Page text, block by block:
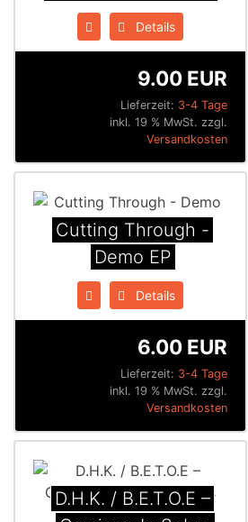
Details
Lieferzeit: 3-4 Tage
9.00 EUR
inkl. 19 % MwSt. zzgl.
Versandkosten
Cutting Through -
Demo EP
Details
Lieferzeit: 3-4 Tage
6.00 EUR
inkl. 19 % MwSt. zzgl.
Versandkosten
D.H.K. / B.E.T.O.E ‎–